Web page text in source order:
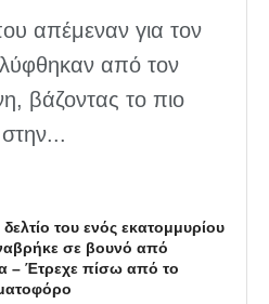
απέμεναν για τον
από τον
βάζοντας το πιο
στην...
του ενός εκατομμυρίου
σε βουνό από
– Έτρεχε πίσω από το